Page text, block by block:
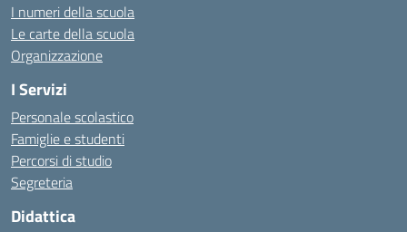
I numeri della scuola
Le carte della scuola
Organizzazione
I Servizi
Personale scolastico
Famiglie e studenti
Percorsi di studio
Segreteria
Didattica